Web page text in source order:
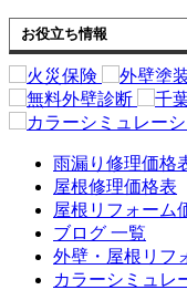
お役立ち情報
雨漏り修理価格
屋根修理価格表
屋根リフォーム
ブログ 一覧
外壁・屋根リフ
カラーシミュレ